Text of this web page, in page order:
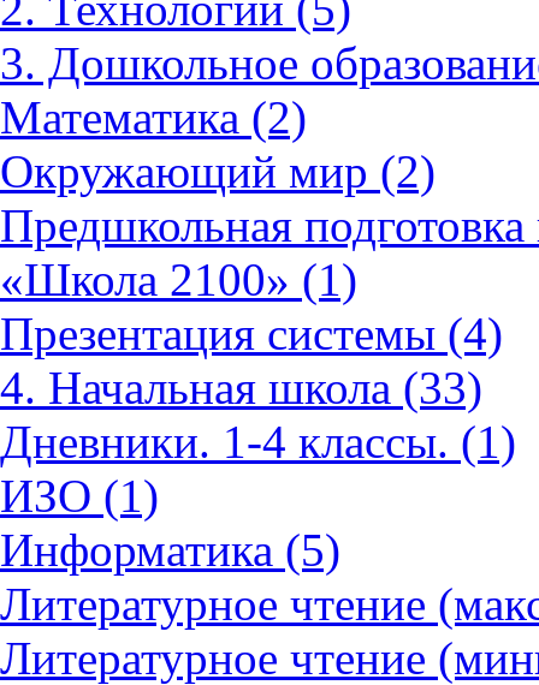
3. Дошкольное
Математика (2)
Окружающий мир (2)
Предшкольная
«Школа 2100» (1)
Презентация системы (4)
4. Начальная школа (33)
Дневники. 1-4 классы. (1)
ИЗО (1)
Информатика (5)
Литературное чтение
Литературное чтение